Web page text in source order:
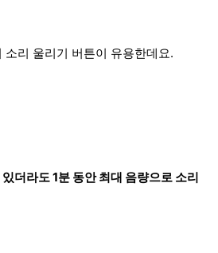
소리 울리기 버튼이 유용한데요.
더라도 1분 동안 최대 음량으로 소리